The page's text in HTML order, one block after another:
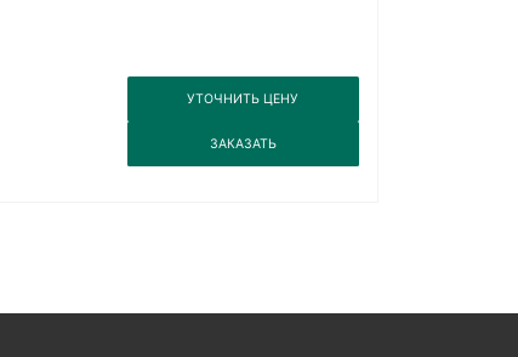
УТОЧНИТЬ ЦЕНУ
ЗАКАЗАТЬ